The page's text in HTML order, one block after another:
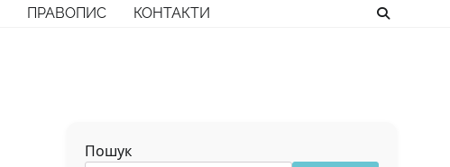
ПРАВОПИС КОНТАКТИ
Пошук